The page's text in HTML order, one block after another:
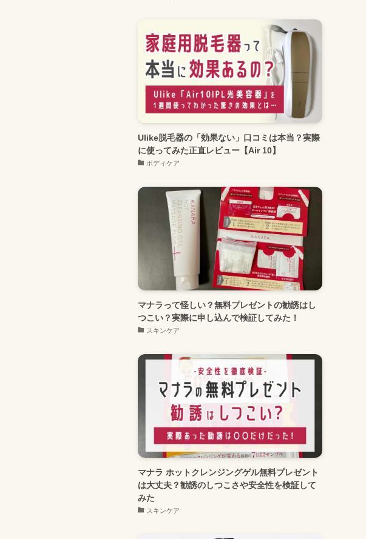
Ulike脱毛器の「効果ない」口コミは本当？実際
に使ってみた正直レビュー【Air 10】
ボディケア
マナラって怪しい？無料プレゼントの勧誘はし
つこい？実際に申し込んで検証してみた！
スキンケア
マナラ ホットクレンジングゲル無料プレゼント
は大丈夫？勧誘のしつこさや安全性を検証して
みた
スキンケア